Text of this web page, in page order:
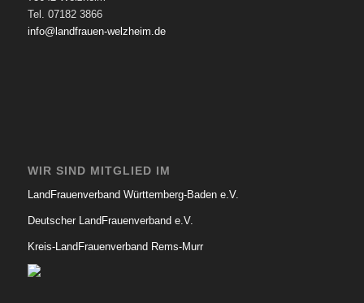
Tel. 07182 3866
info@landfrauen-welzheim.de
WIR SIND MITGLIED IM
LandFrauenverband Württemberg-Baden e.V.
Deutscher LandFrauenverband e.V.
Kreis-LandFrauenverband Rems-Murr